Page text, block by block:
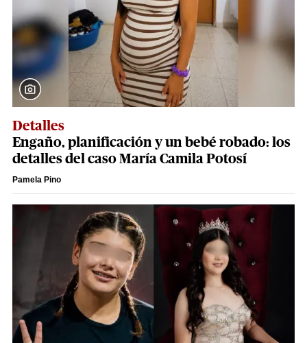
Detalles
Engaño, planificación y un bebé robado: los
detalles del caso María Camila Potosí
Pamela Pino